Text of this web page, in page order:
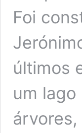
Foi
últimos
um